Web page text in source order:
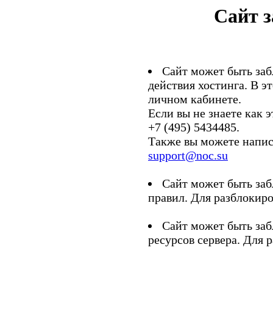
Сайт
Сайт может быть
действия хостинга. В
личном кабинете.
Если вы не знаете как
+7 (495) 5434485.
Также вы можете
support@noc.su
Сайт может быть
правил. Для
Сайт может быть
ресурсов сервера. Для